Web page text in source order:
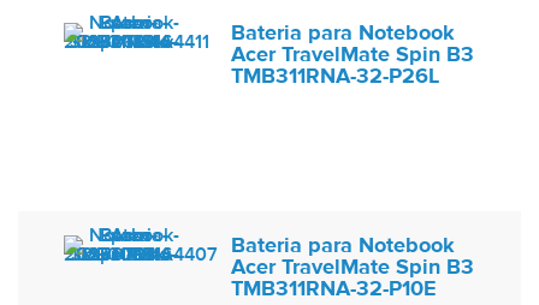
Bateria para Notebook
Acer TravelMate Spin B3
TMB311RNA-32-P26L
Bateria para Notebook
Acer TravelMate Spin B3
TMB311RNA-32-P10E